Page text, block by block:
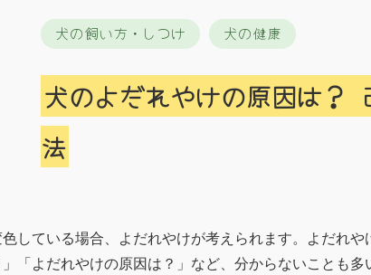
犬の飼い方・しつけ 犬の健康
犬のよだれやけの原因は？
法
している場合、よだれやけが考えられます。よだれ
「よだれやけの原因は？」など、分からないことも多